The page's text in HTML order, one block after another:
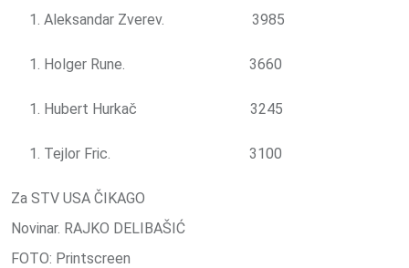
Aleksandar Zverev. 3985
Holger Rune. 3660
Hubert Hurkač 3245
Tejlor Fric. 3100
Za STV USA ČIKAGO
Novinar. RAJKO DELIBAŠIĆ
FOTO: Printscreen